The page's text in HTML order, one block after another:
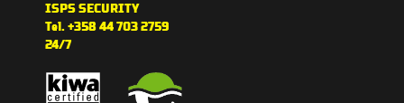
ISPS SECURITY
Tel. +358 44 703 2759
24/7